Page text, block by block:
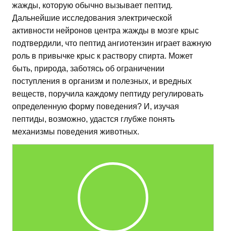
жажды, которую обычно вызывает пептид.
Дальнейшие исследования электрической
активности нейронов центра жажды в мозге крыс
подтвердили, что пептид ангиотензин играет важную
роль в привычке крыс к раствору спирта. Может
быть, природа, заботясь об ограничении
поступления в организм и полезных, и вредных
веществ, поручила каждому пептиду регулировать
определенную форму поведения? И, изучая
пептиды, возможно, удастся глубже понять
механизмы поведения животных.